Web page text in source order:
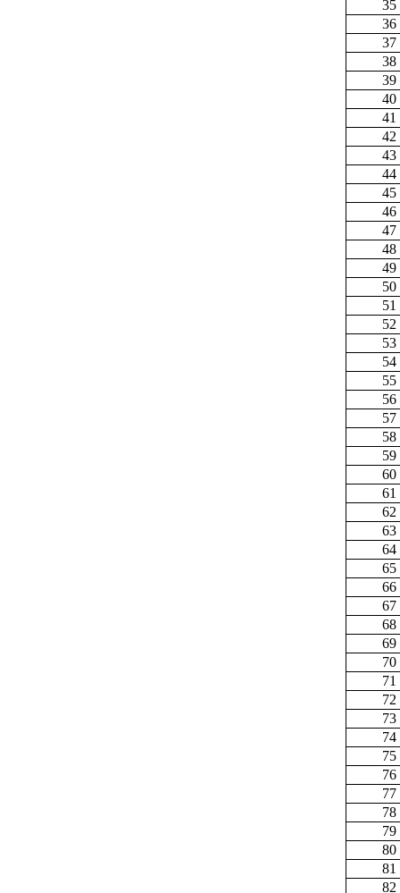
35
36
37
38
39
40
41
42
43
44
45
46
47
48
49
50
51
52
53
54
55
56
57
58
59
60
61
62
63
64
65
66
67
68
69
70
71
72
73
74
75
76
77
78
79
80
81
82